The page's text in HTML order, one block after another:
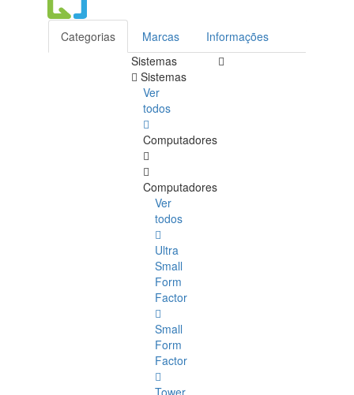
Categorias Marcas
Informações
Sistemas
Sistemas
Ver
todos
Computadores
Computadores
Ver
todos
Ultra
Small
Form
Factor
Small
Form
Factor